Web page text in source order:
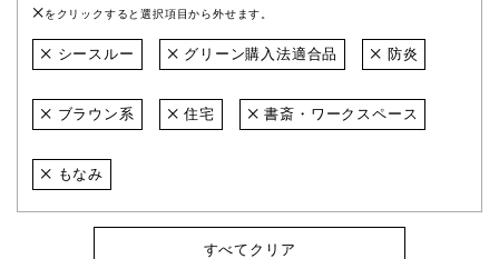
をクリックすると選択項目から外せます。
シースルー グリーン購入法適合品 防炎
ブラウン系 住宅 書斎・ワークスペース
もなみ
すべてクリア